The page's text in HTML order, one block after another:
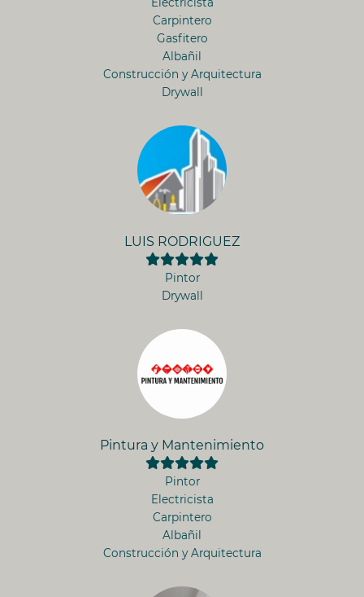
Carpintero
Gasfitero
Albañil
Construcción y Arquitectura
Drywall
LUIS RODRIGUEZ
Pintor
Drywall
Pintura y Mantenimiento
Pintor
Electricista
Carpintero
Albañil
Construcción y Arquitectura